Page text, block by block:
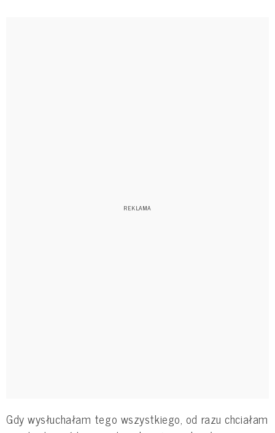
Gdy wysłuchałam tego wszystkiego, od razu chciałam